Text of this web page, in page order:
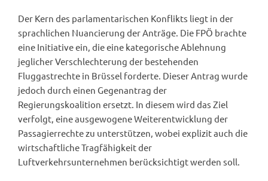
Der Kern des parlamentarischen Konflikts liegt in der
sprachlichen Nuancierung der Anträge. Die FPÖ brachte
eine Initiative ein, die eine kategorische Ablehnung
jeglicher Verschlechterung der bestehenden
Fluggastrechte in Brüssel forderte. Dieser Antrag wurde
jedoch durch einen Gegenantrag der
Regierungskoalition ersetzt. In diesem wird das Ziel
verfolgt, eine ausgewogene Weiterentwicklung der
Passagierrechte zu unterstützen, wobei explizit auch die
wirtschaftliche Tragfähigkeit der
Luftverkehrsunternehmen berücksichtigt werden soll.